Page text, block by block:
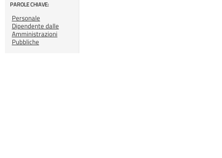
PAROLE CHIAVE:
Personale
Dipendente dalle
Amministrazioni
Pubbliche